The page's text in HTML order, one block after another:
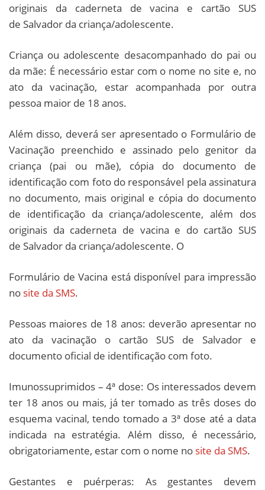
originais da caderneta de vacina e cartão SUS
de Salvador da criança/adolescente.
Criança ou adolescente desacompanhado do pai ou
da mãe: É necessário estar com o nome no site e, no
ato da vacinação, estar acompanhada por outra
pessoa maior de 18 anos.
Além disso, deverá ser apresentado o Formulário de
Vacinação preenchido e assinado pelo genitor da
criança (pai ou mãe), cópia do documento de
identificação com foto do responsável pela assinatura
no documento, mais original e cópia do documento
de identificação da criança/adolescente, além dos
originais da caderneta de vacina e do cartão SUS
de Salvador da criança/adolescente. O
Formulário de Vacina está disponível para impressão
no site da SMS.
Pessoas maiores de 18 anos: deverão apresentar no
ato da vacinação o cartão SUS de Salvador e
documento oficial de identificação com foto.
Imunossuprimidos – 4ª dose: Os interessados devem
ter 18 anos ou mais, já ter tomado as três doses do
esquema vacinal, tendo tomado a 3ª dose até a data
indicada na estratégia. Além disso, é necessário,
obrigatoriamente, estar com o nome no site da SMS.
Gestantes e puérperas: As gestantes devem